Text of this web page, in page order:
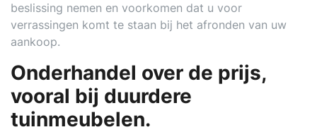
beslissing nemen en voorkomen dat u voor
verrassingen komt te staan bij het afronden van uw
aankoop.
Onderhandel over de prijs,
vooral bij duurdere
tuinmeubelen.